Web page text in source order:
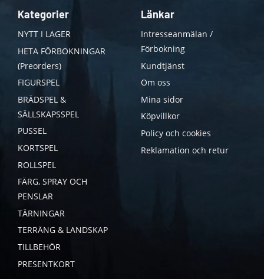
Kategorier
NYTT I LAGER
HETA FÖRBOKNINGAR
(Preorders)
FIGURSPEL
BRÄDSPEL &
SÄLLSKAPSSPEL
PUSSEL
KORTSPEL
ROLLSPEL
FÄRG, SPRAY OCH
PENSLAR
TÄRNINGAR
TERRÄNG & LANDSKAP
TILLBEHÖR
PRESENTKORT
Länkar
Intresseanmälan /
Förbokning
Kundtjänst
Om oss
Mina sidor
Köpvillkor
Policy och cookies
Reklamation och retur